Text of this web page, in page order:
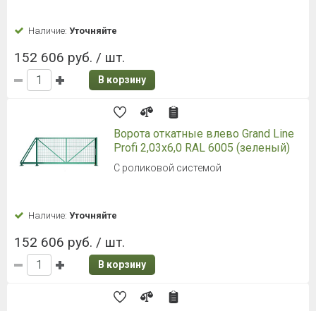
Наличие: Уточняйте
152 606 руб. / шт.
В корзину
Ворота откатные влево Grand Line
Profi 2,03x6,0 RAL 6005 (зеленый)
С роликовой системой
Наличие: Уточняйте
152 606 руб. / шт.
В корзину